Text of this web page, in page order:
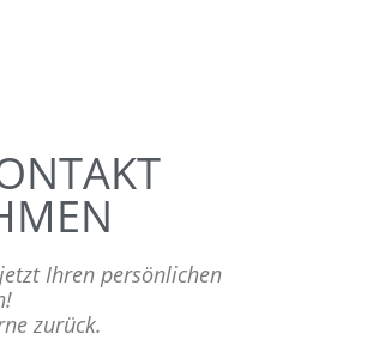
Ihren persönlichen
zurück.